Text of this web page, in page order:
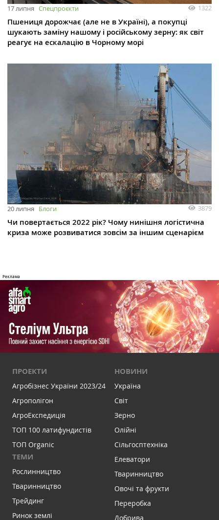
17 липня Спецпроєкти 1322
Пшениця дорожчає (але не в Україні), а покупці
шукають заміну нашому і російському зерну: як світ
реагує на ескалацію в Чорному морі
20 липня Блоги 3879
Чи повертається 2022 рік? Чому нинішня логістична
криза може розвиватися зовсім за іншим сценарієм
ПРОЕКТИ
Агробізнес України 2023/24
Агрополігон
АгроЕкспедиція
ТОП 100 латифундистів
ТОП Organic
ТЕМИ
Рослинництво
Тваринництво
Трейдинг
Ринок землі
НОВИНИ
Україна
Світ
Зерно
Олійні
Сільгосптехніка
Елеватори
Тваринництво
Овочі та фрукти
Переробка
Добрива